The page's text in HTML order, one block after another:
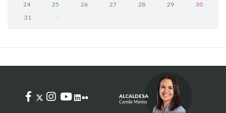
24
25 26 27 28 29
30
31
-
ALCALDESA
Camila Merino